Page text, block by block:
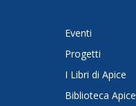
Eventi
Progetti
I Libri di Apice
Biblioteca Apice